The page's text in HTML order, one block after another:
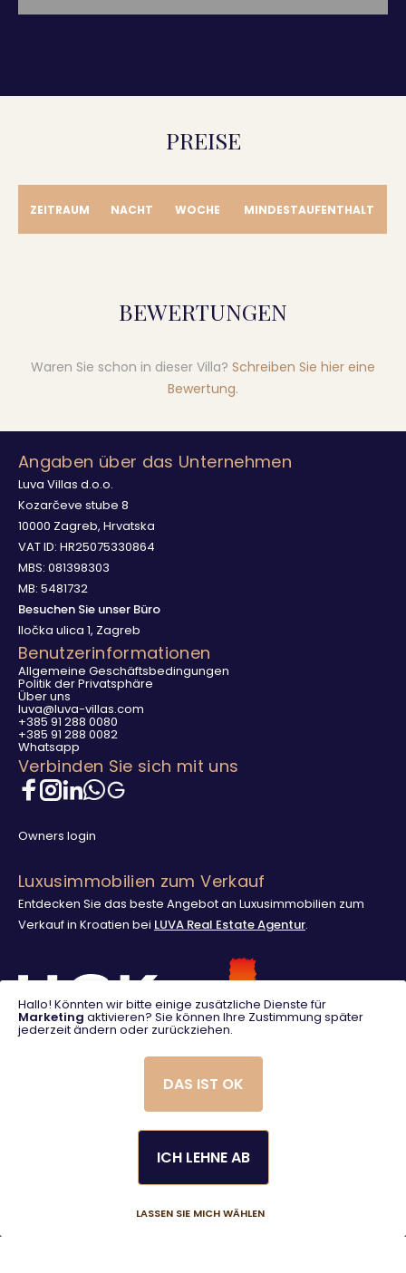
PREISE
ZEITRAUM NACHT WOCHE MINDESTAUFENTHALT
BEWERTUNGEN
Waren Sie schon in dieser Villa? Schreiben Sie hier eine
Bewertung.
Angaben über das Unternehmen
Luva Villas d.o.o.
Kozarčeve stube 8
10000 Zagreb, Hrvatska
VAT ID: HR25075330864
MBS: 081398303
MB: 5481732
Besuchen Sie unser Büro
Iločka ulica 1, Zagreb
Benutzerinformationen
Allgemeine Geschäftsbedingungen
Politik der Privatsphäre
Über uns
luva@luva-villas.com
+385 91 288 0080
+385 91 288 0082
Whatsapp
Verbinden Sie sich mit uns
Owners login
Luxusimmobilien zum Verkauf
Entdecken Sie das beste Angebot an Luxusimmobilien zum
Verkauf in Kroatien bei LUVA Real Estate Agentur.
© 2025. LUVA Villas
Hallo! Könnten wir bitte einige zusätzliche Dienste für
Marketing aktivieren? Sie können Ihre Zustimmung später
jederzeit ändern oder zurückziehen.
LASSEN SIE MICH WÄHLEN
ICH LEHNE AB
DAS IST OK